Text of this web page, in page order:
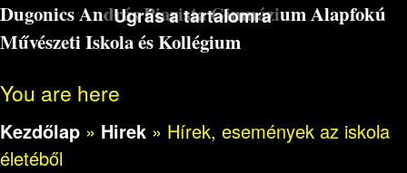
Ugrás a tartalomra
Dugonics András Piarista Gimnázium Alapfokú
Művészeti Iskola és Kollégium
You are here
Kezdőlap » Hirek » Hírek, események az iskola
életéből